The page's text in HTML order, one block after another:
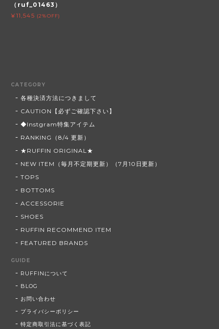
（ruf_01463）
¥11,545 (2%OFF)
CATEGORY
各種決済方法につきまして
CAUTION【必ずご確認下さい】
◆Instgram特集アイテム
RANKING（8/4 更新）
★RUFFIN ORIGINAL★
NEW ITEM（毎月不定期更新）（7月10日更新）
TOPS
BOTTOMS
ACCESSORIE
SHOES
RUFFIN RECOMMEND ITEM
FEATURED BRANDS
GUIDE
RUFFINについて
BLOG
お問い合わせ
プライバシーポリシー
特定商取引法に基づく表記